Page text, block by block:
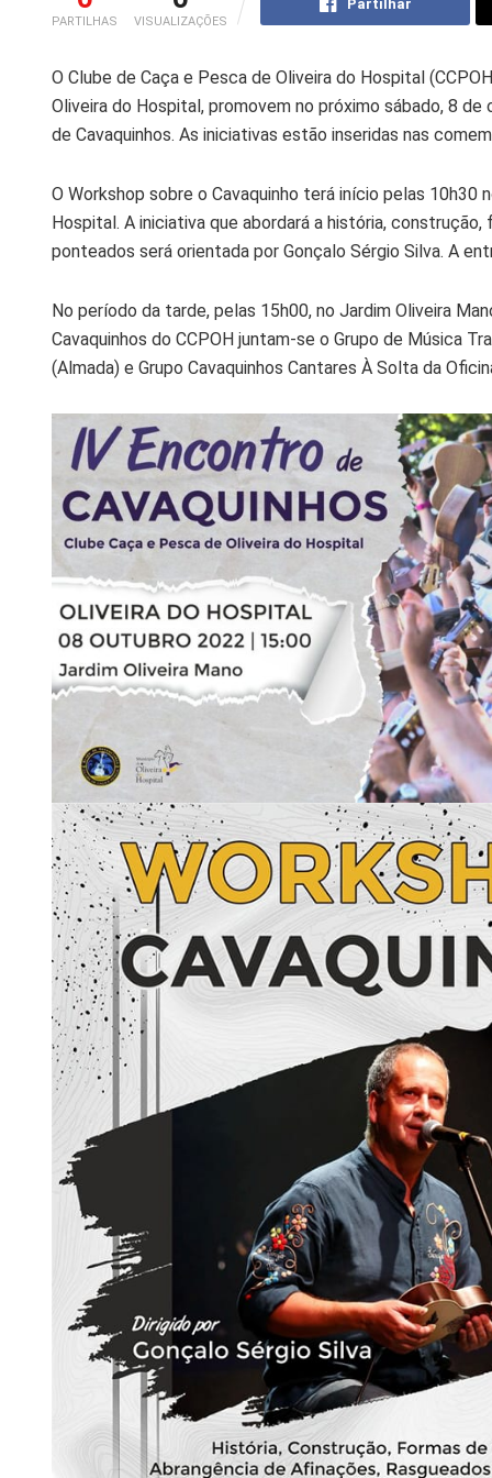
PARTILHAS VISUALIZAÇÕES
Partilhar
O Clube de Caça e Pesca de Oliveira do Hospital
Oliveira do Hospital, promovem no próximo sábado, 8
de Cavaquinhos. As iniciativas estão inseridas nas
O Workshop sobre o Cavaquinho terá início pelas
Hospital. A iniciativa que abordará a história,
ponteados será orientada por Gonçalo Sérgio Silva. A
No período da tarde, pelas 15h00, no Jardim Oliveira
Cavaquinhos do CCPOH juntam-se o Grupo de Música
(Almada) e Grupo Cavaquinhos Cantares À Solta da